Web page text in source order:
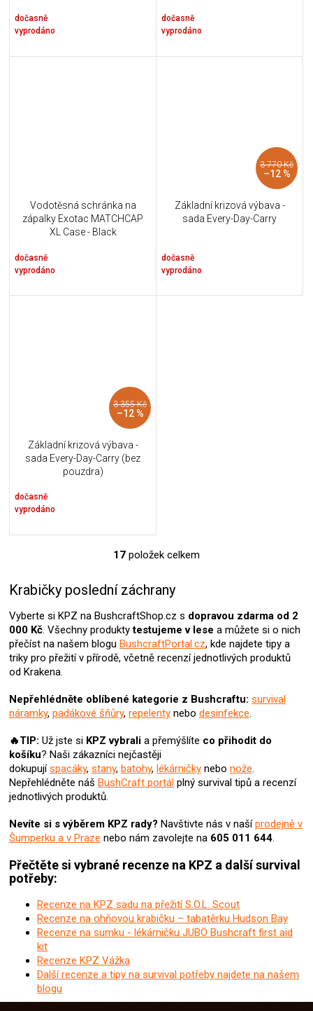
dočasně
vyprodáno
dočasně
vyprodáno
Vodotěsná schránka na
zápalky Exotac MATCHCAP
XL Case - Black
dočasně
vyprodáno
3 770 Kč
–12 %
Základní krizová výbava -
sada Every-Day-Carry
dočasně
vyprodáno
3 355 Kč
–12 %
Základní krizová výbava -
sada Every-Day-Carry (bez
pouzdra)
dočasně
vyprodáno
O
l
d
a
c
í
v
k
y
v
ý
p
i
s
17 položek celkem
Krabičky poslední záchrany
Vyberte si KPZ na BushcraftShop.cz s dopravou zdarma od 2
000 Kč. Všechny produktytestujeme v lese a můžete si o nich
přečíst na našem blogu BushcraftPortal.cz, kde najdete tipy a
triky pro přežití v přírodě, včetně recenzí jednotlivých produktů
od Krakena.
Nepřehlédněte oblíbené kategorie z Bushcraftu: survival
náramky, padákové šňůry, repelenty nebo desinfekce.
🔥TIP: Už jste si KPZvybrali a přemýšlíte co přihodit do
košíku? Naši zákazníci nejčastěji
dokupujíspacáky, stany, batohy, lékárničky nebo nože.
Nepřehlédněte náš BushCraft portál plný survival tipů a recenzí
jednotlivých produktů.
Nevíte si s výběrem KPZ rady? Navštivte nás v našíprodejně v
Šumperku a v Praze nebo nám zavolejte na 605 011 644.
Přečtěte si vybrané recenze na KPZ a další survival
potřeby:
Recenze na KPZ sadu na přežití S.O.L. Scout
Recenze na ohňovou krabičku – tabatěrku Hudson Bay
Recenze na sumku - lékárničku JUBÖ Bushcraft first aid
kit
Recenze KPZ Vážka
Další recenze a tipy na survival potřeby najdete na našem
blogu